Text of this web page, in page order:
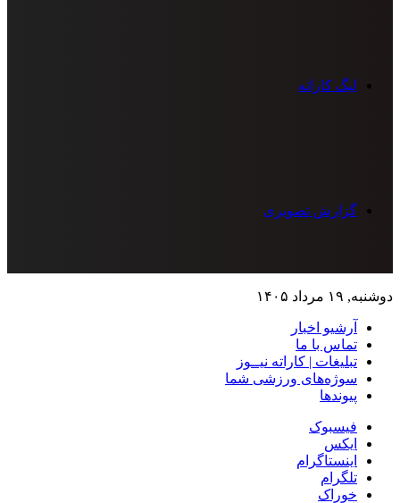
لیگ کاراته
گزارش تصویری
دوشنبه, ۱۹ مرداد ۱۴۰۵
آرشیو اخبار
تماس‌ با‌ ما
تبلیغات | کاراته نیــوز
سوژه‌های ورزشی شما
پیوندها
فیسبوک
ایکس
اینستاگرام
تلگرام
خوراک